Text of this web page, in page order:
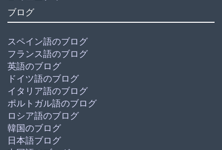
ブログ
スペイン語のブログ
フランス語のブログ
英語のブログ
ドイツ語のブログ
イタリア語のブログ
ポルトガル語のブログ
ロシア語のブログ
韓国のブログ
日本語ブログ